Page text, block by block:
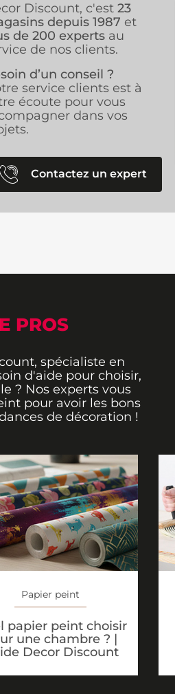
Discount, c'est 23
depuis 1987 et
de 200 experts au
de nos clients.
d’un conseil ?
service clients est à
écoute pour vous
dans vos
Contactez un expert
PROS
spécialiste en
d'aide pour choisir,
? Nos experts vous
pour avoir les bons
de décoration !
Papier peint
papier peint choisir
une chambre ? |
Decor Discount